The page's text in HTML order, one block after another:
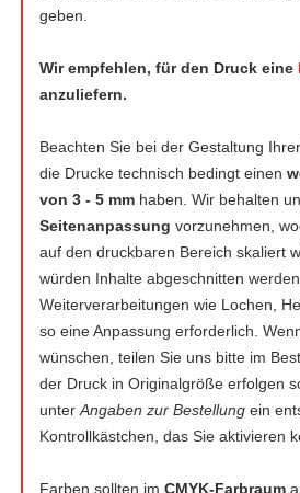
geben.
Wir empfehlen, für den Druck eine
anzuliefern.
Beachten Sie bei der Gestaltung
die Drucke technisch bedingt einen
von 3 - 5 mmhaben. Wir behalten
Seitenanpassung vorzunehmen,
auf den druckbaren Bereich skaliert
würden Inhalte abgeschnitten
Weiterverarbeitungen wie Lochen,
so eine Anpassung erforderlich.
wünschen, teilen Sie uns bitte im
der Druck in Originalgröße erfolgen
unterAngaben zur Bestellungein
Kontrollkästchen, das Sie aktivieren
Farben sollten im CMYK-Farbraum